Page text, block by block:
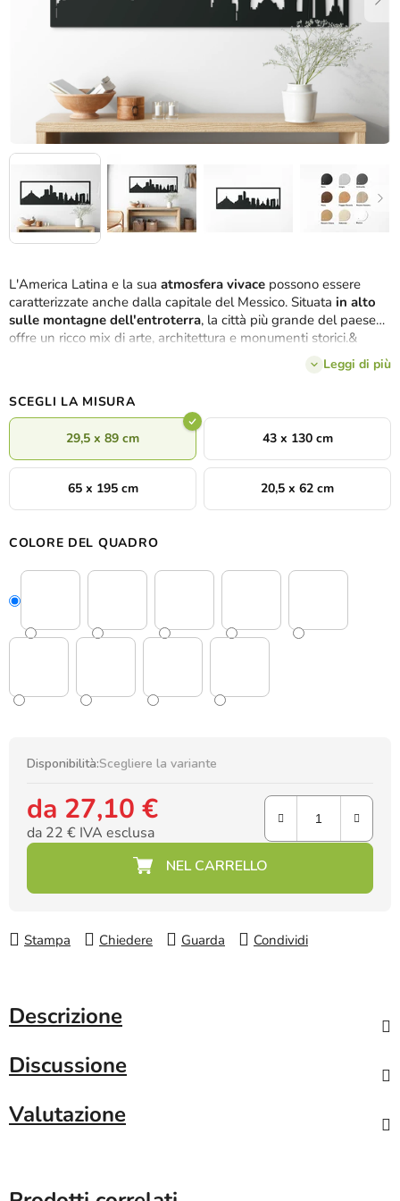
L'America Latina e la sua atmosfera vivace possono essere
caratterizzate anche dalla capitale del Messico. Situata in alto
sulle montagne dell'entroterra, la città più grande del paese
offre un ricco mix di arte, architettura e monumenti storici.&
nbsp;Abbiamo deciso di riunire le bellezze e gli angoli più
quadro panoramicoe
decorazioni .
Leggi di più
SCEGLI LA MISURA
29,5 x 89 cm 43 x 130 cm
65 x 195 cm 20,5 x 62 cm
COLORE DEL QUADRO
Disponibilità:Scegliere la variante
da 27,10 €
da 22 € IVA esclusa
Prezzo della misura:
Stampa Chiedere Guarda Condividi
Descrizione
Discussione
Valutazione